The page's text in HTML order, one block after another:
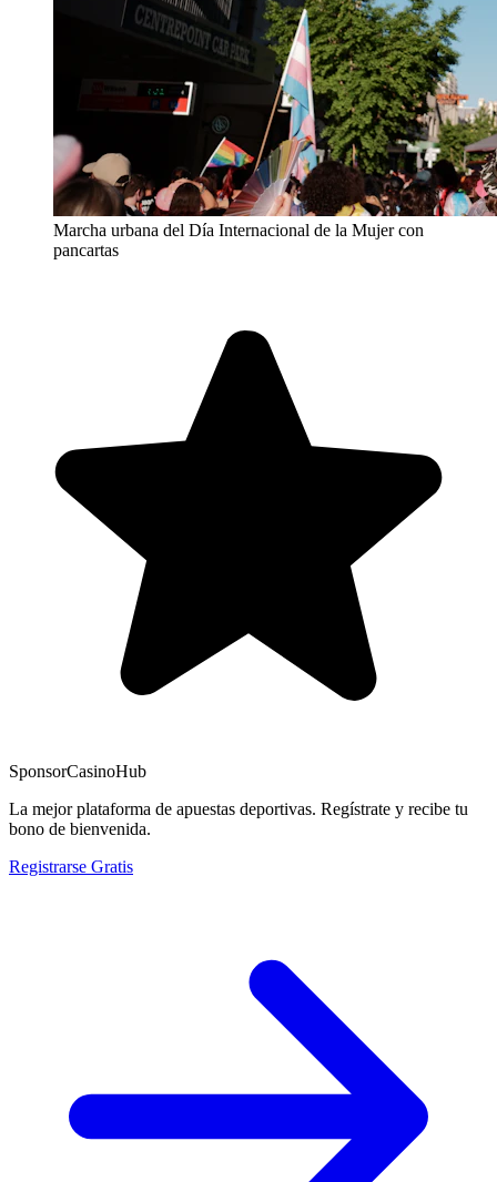
Marcha urbana del Día Internacional de la Mujer con
pancartas
SponsorCasinoHub
La mejor plataforma de apuestas deportivas. Regístrate y recibe tu
bono de bienvenida.
Registrarse Gratis